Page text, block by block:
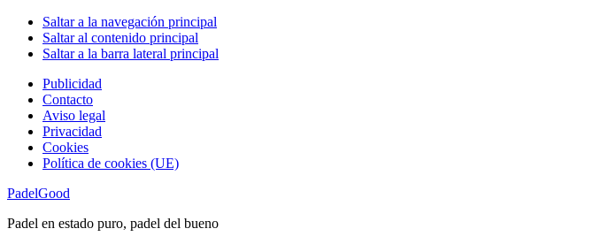
Saltar a la navegación principal
Saltar al contenido principal
Saltar a la barra lateral principal
Publicidad
Contacto
Aviso legal
Privacidad
Cookies
Política de cookies (UE)
PadelGood
Padel en estado puro, padel del bueno